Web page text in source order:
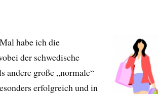
habe ich die
der schwedische
andere große „normale“
erfolgreich und in